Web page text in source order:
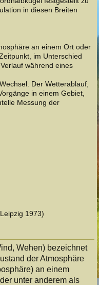
in diesen Breiten
an einem Ort oder
im Unterschied
während eines
Der Wetterablauf,
in einem Gebiet,
Messung der
1973)
Wehen) bezeichnet
der Atmosphäre
an einem
unter anderem als